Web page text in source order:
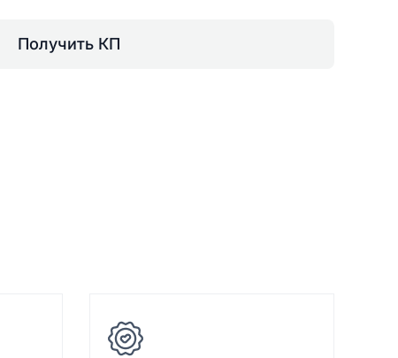
Получить КП